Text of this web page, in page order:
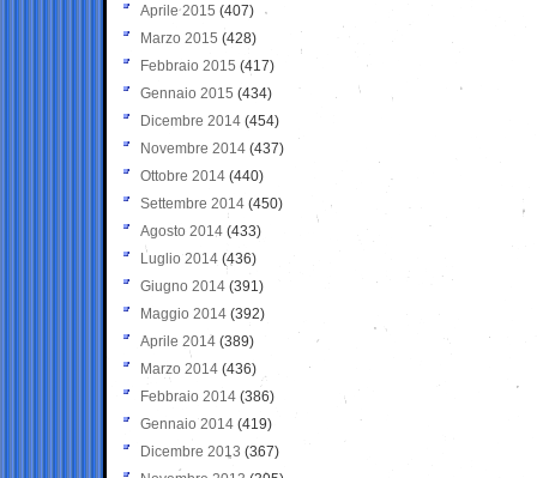
Aprile 2015 (407)
Marzo 2015 (428)
Febbraio 2015 (417)
Gennaio 2015 (434)
Dicembre 2014 (454)
Novembre 2014 (437)
Ottobre 2014 (440)
Settembre 2014 (450)
Agosto 2014 (433)
Luglio 2014 (436)
Giugno 2014 (391)
Maggio 2014 (392)
Aprile 2014 (389)
Marzo 2014 (436)
Febbraio 2014 (386)
Gennaio 2014 (419)
Dicembre 2013 (367)